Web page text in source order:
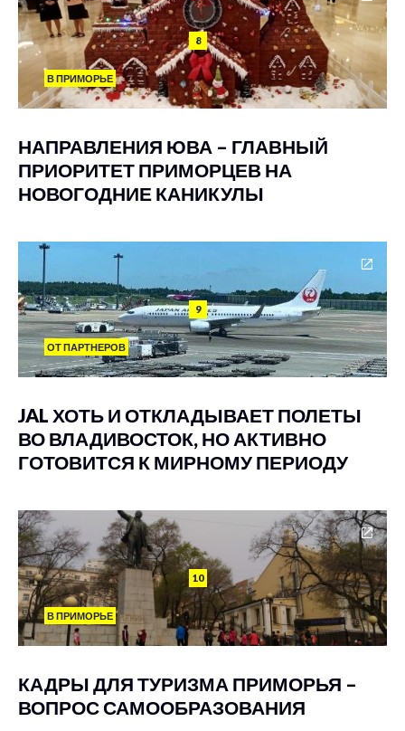
8
В ПРИМОРЬЕ
НАПРАВЛЕНИЯ ЮВА – ГЛАВНЫЙ
ПРИОРИТЕТ ПРИМОРЦЕВ НА
НОВОГОДНИЕ КАНИКУЛЫ
9
ОТ ПАРТНЕРОВ
JAL ХОТЬ И ОТКЛАДЫВАЕТ ПОЛЕТЫ
ВО ВЛАДИВОСТОК, НО АКТИВНО
ГОТОВИТСЯ К МИРНОМУ ПЕРИОДУ
10
В ПРИМОРЬЕ
КАДРЫ ДЛЯ ТУРИЗМА ПРИМОРЬЯ –
ВОПРОС САМООБРАЗОВАНИЯ